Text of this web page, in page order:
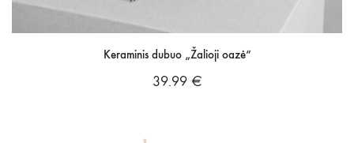
Keraminis dubuo „Žalioji oazė“
39.99 €